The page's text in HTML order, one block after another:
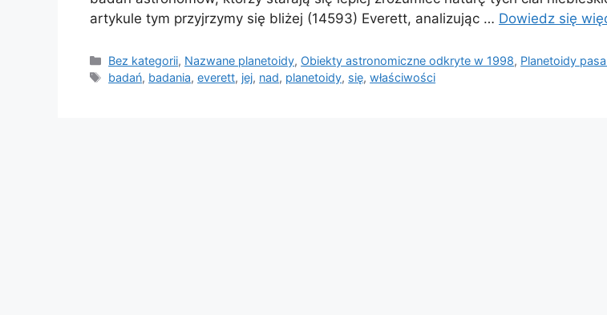
artykule tym przyjrzymy się bliżej (14593) Everett, analizując … Dowiedz się
Kategorie
Bez kategorii, Nazwane planetoidy, Obiekty astronomiczne odkryte w 1998, Planetoidy
Tagi
badań, badania,everett, jej, nad, planetoidy, się,właściwości